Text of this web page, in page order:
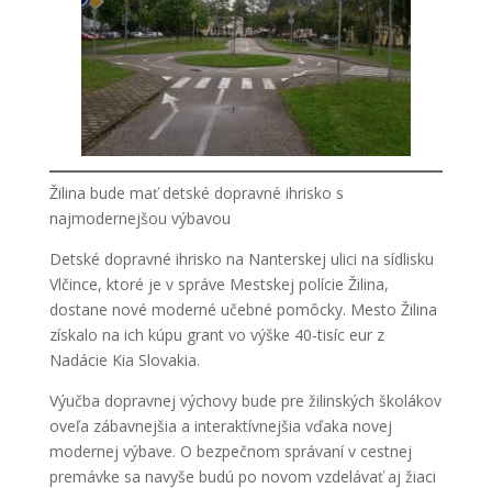
Žilina bude mať detské dopravné ihrisko s
najmodernejšou výbavou
Detské dopravné ihrisko na Nanterskej ulici na sídlisku
Vlčince, ktoré je v správe Mestskej polície Žilina,
dostane nové moderné učebné pomôcky. Mesto Žilina
získalo na ich kúpu grant vo výške 40-tisíc eur z
Nadácie Kia Slovakia.
Výučba dopravnej výchovy bude pre žilinských školákov
oveľa zábavnejšia a interaktívnejšia vďaka novej
modernej výbave. O bezpečnom správaní v cestnej
premávke sa navyše budú po novom vzdelávať aj žiaci